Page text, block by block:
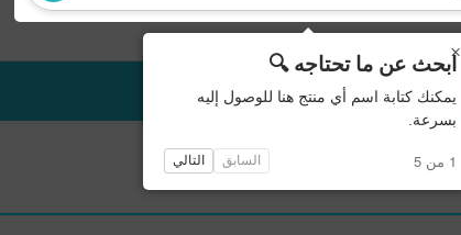
منتجات جديدة
×ابحث عن ما تحتاجه 🔍
يمكنك كتابة اسم أي منتج هنا للوصول إليه
بسرعة.
1 من 5 السابق التالي